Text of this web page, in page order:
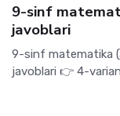
9-sinf
javoblari
9-sinf matematika
javoblari 👉 4-